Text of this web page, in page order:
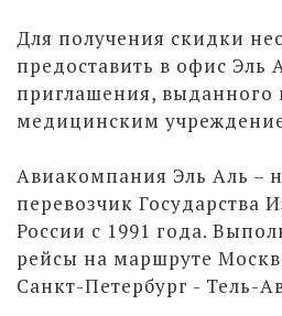
Для получения скидки
предоставить в офис Эль
приглашения,
медицинским
Авиакомпания Эль Аль –
перевозчик Государства
России с 1991 года.
рейсы на маршруте
Санкт-Петербург - Тель-